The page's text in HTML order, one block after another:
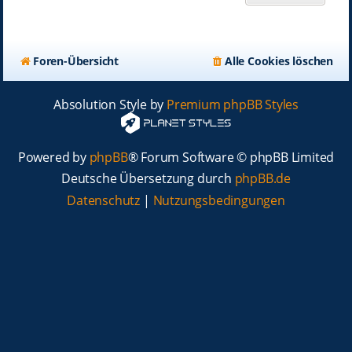
Foren-Übersicht Alle Cookies löschen
Absolution Style by Premium phpBB Styles
Powered by phpBB® Forum Software © phpBB Limited
Deutsche Übersetzung durch phpBB.de
Datenschutz | Nutzungsbedingungen